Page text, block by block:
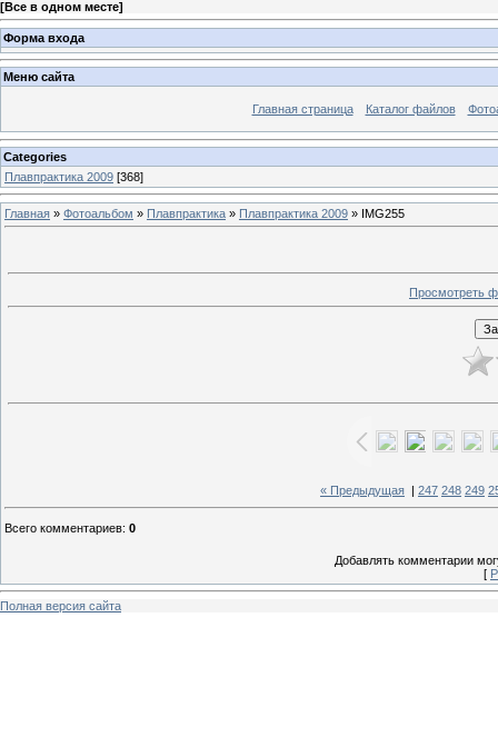
[Все в одном месте]
Форма входа
Меню сайта
Главная страница Каталог файлов
Categories
Плавпрактика 2009 [368]
Главная » Фотоальбом » Плавпрактика » Плавпрактика 2009 » IMG255
Просмотреть
« Предыдущая 247 248 249
Всего комментариев: 0
Добавлять комментарии
[
Полная версия сайта